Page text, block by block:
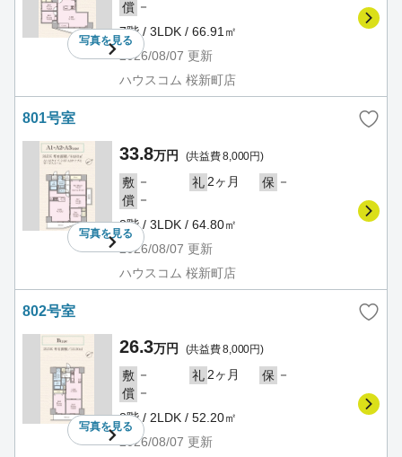
写真を見る
償 －
7階 / 3LDK / 66.91㎡
2026/08/07 更新
ハウスコム 桜新町店
801号室
写真を見る
33.8万円 (共益費 8,000円)
敷 － 礼 2ヶ月 保 －
償 －
8階 / 3LDK / 64.80㎡
2026/08/07 更新
ハウスコム 桜新町店
802号室
写真を見る
26.3万円 (共益費 8,000円)
敷 － 礼 2ヶ月 保 －
償 －
8階 / 2LDK / 52.20㎡
2026/08/07 更新